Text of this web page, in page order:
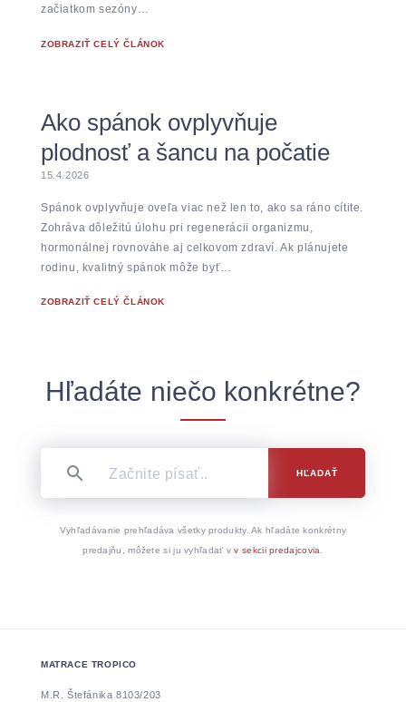
začiatkom sezóny…
ZOBRAZIŤ CELÝ ČLÁNOK
Ako spánok ovplyvňuje
plodnosť a šancu na počatie
15.4.2026
Spánok ovplyvňuje oveľa viac než len to, ako sa ráno cítite.
Zohráva dôležitú úlohu pri regenerácii organizmu,
hormonálnej rovnováhe aj celkovom zdraví. Ak plánujete
rodinu, kvalitný spánok môže byť…
ZOBRAZIŤ CELÝ ČLÁNOK
Hľadáte niečo konkrétne?
HĽADAŤ
Vyhľadávanie prehľadáva všetky produkty. Ak hľadáte konkrétny
predajňu, môžete si ju vyhľadať vv sekcii predajcovia.
MATRACE TROPICO
M.R. Štefánika 8103/203